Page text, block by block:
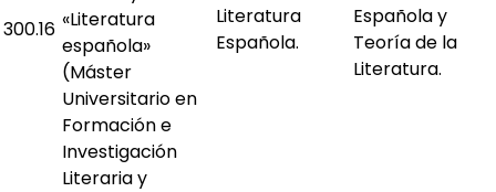
300.16 «Literatura
española»
(Máster
Universitario en
Formación e
Investigación
Literaria y
Literatura
Española.
Española y
Teoría de la
Literatura.